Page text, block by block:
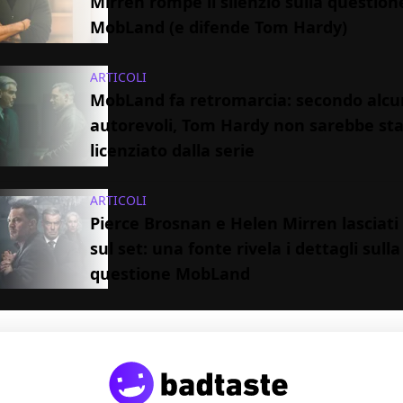
MobLand (e difende Tom Hardy)
ARTICOLI
MobLand fa retromarcia: secondo
autorevoli, Tom Hardy non sarebbe
licenziato dalla serie
ARTICOLI
Pierce Brosnan e Helen Mirren
sul set: una fonte rivela i dettagli sulla
questione MobLand